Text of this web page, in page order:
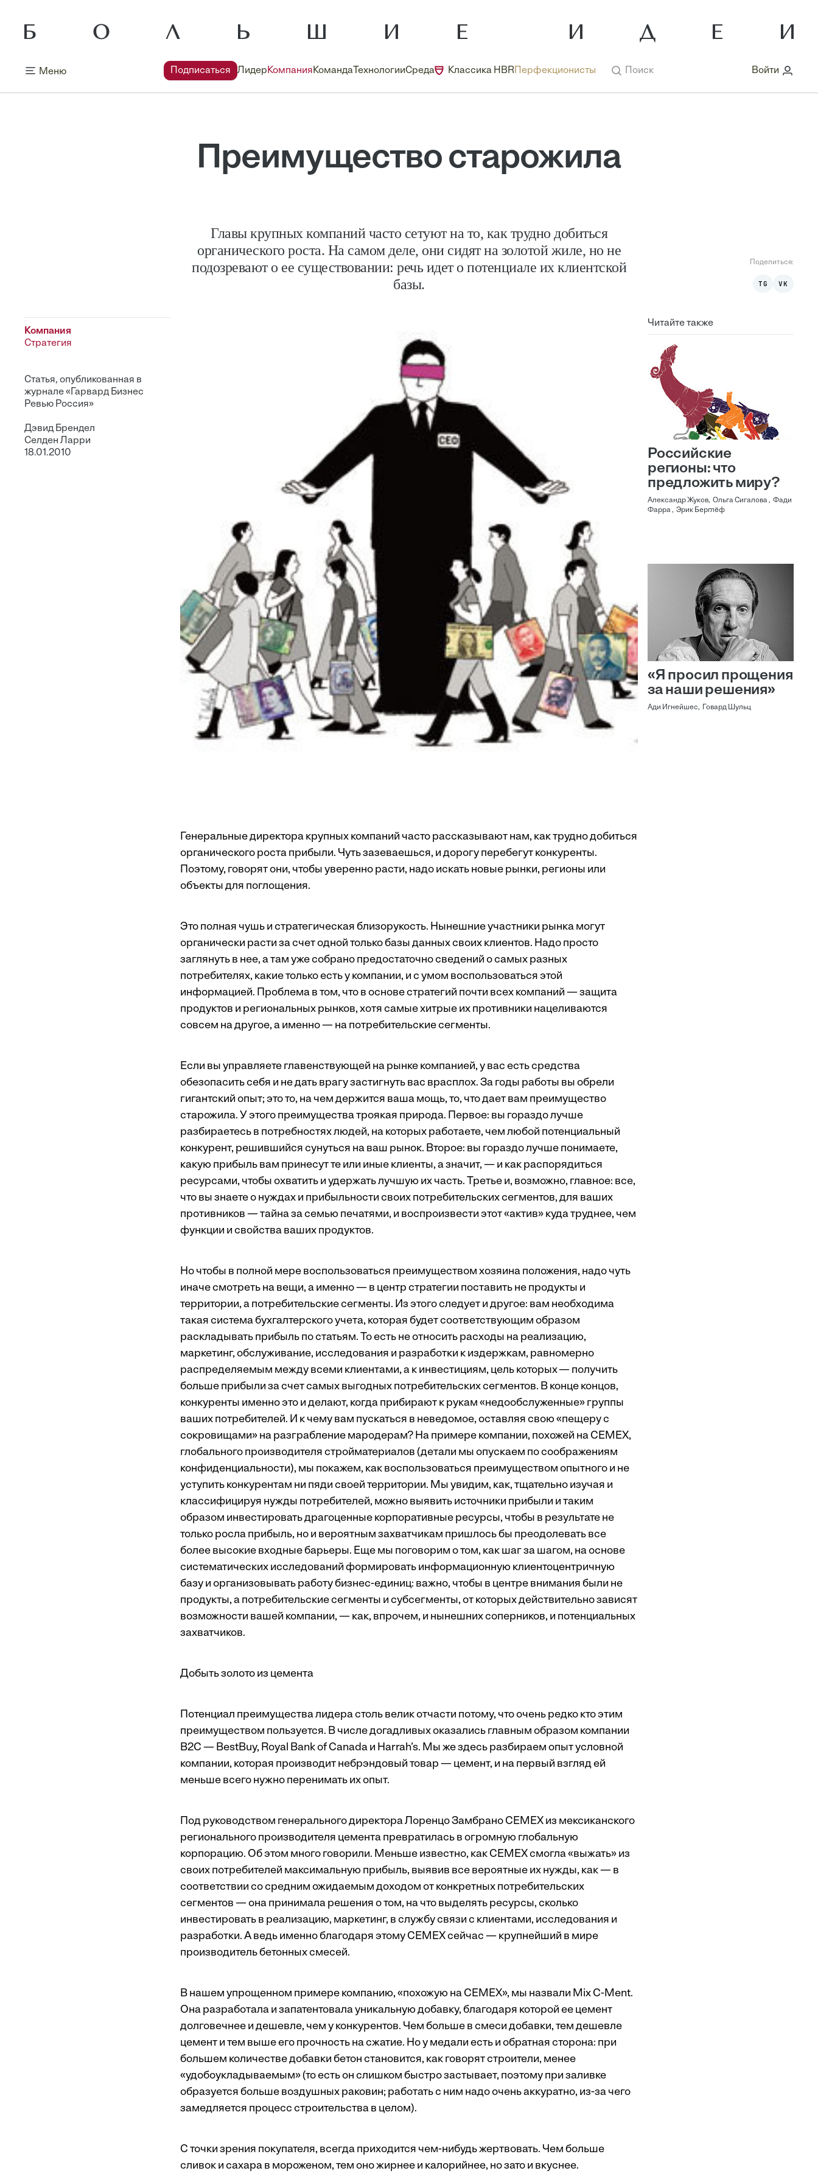
Меню Подписаться ЛидерКомпанияКоманда ТехнологииСреда Классика HBR Перфекционисты Поиск Войти
Преимущество старожила
Главы крупных компаний часто сетуют на то, как трудно добиться
органического роста. На самом деле, они сидят на золотой жиле, но не
подозревают о ее существовании: речь идет о потенциале их клиентской
базы.
Поделиться:
TG VK
Компания
Стратегия
Статья, опубликованная в
журнале «Гарвард Бизнес
Ревью Россия»
Дэвид Брендел
Селден Ларри
18.01.2010
Читайте также
Российские
регионы: что
предложить миру?
Александр Жуков, Ольга Сигалова , Фади
Фарра , Эрик Берглёф
«Я просил прощения
за наши решения»
Ади Игнейшес, Говард Шульц
Генеральные директора крупных компаний часто рассказывают нам, как трудно добиться
органического роста прибыли. Чуть зазеваешься, и дорогу перебегут конкуренты.
Поэтому, говорят они, чтобы уверенно расти, надо искать новые рынки, регионы или
объекты для поглощения.
Это полная чушь и стратегическая близорукость. Нынешние участники рынка могут
органически расти за счет одной только базы данных своих клиентов. Надо просто
заглянуть в нее, а там уже собрано предостаточно сведений о самых разных
потребителях, какие только есть у компании, и с умом воспользоваться этой
информацией. Проблема в том, что в основе стратегий почти всех компаний — защита
продуктов и региональных рынков, хотя самые хитрые их противники нацеливаются
совсем на другое, а именно — на потребительские сегменты.
Если вы управляете главенствующей на рынке компанией, у вас есть средства
обезопасить себя и не дать врагу застигнуть вас врасплох. За годы работы вы обрели
гигантский опыт; это то, на чем держится ваша мощь, то, что дает вам преимущество
старожила. У этого преимущества троякая природа. Первое: вы гораздо лучше
разбираетесь в потребностях людей, на которых работаете, чем любой потенциальный
конкурент, решившийся сунуться на ваш рынок. ­Второе: вы гораздо лучше понимаете,
какую прибыль вам принесут те или иные клиенты, а значит, — и как распорядиться
ресурсами, чтобы охватить и удержать лучшую их часть. Третье и, возможно, главное: все,
что вы знаете о нуждах и прибыльности своих потребительских сегментов, для ваших
противников — тайна за семью печатями, и воспроизвести этот «актив» куда труднее, чем
функции и свойства ваших продуктов.
Но чтобы в полной мере воспользоваться преимуществом хозяина положения, надо чуть
иначе смотреть на вещи, а именно — в центр стратегии поставить не продукты и
территории, а потребительские сегменты. Из этого следует и другое: вам необходима
такая система бухгалтерского учета, которая будет соответствующим образом
раскладывать прибыль по статьям. То есть не относить расходы на реализацию,
маркетинг, обслуживание, исследования и разработки к издержкам, равномерно
распределяемым между всеми клиентами, а к инвестициям, цель которых — получить
больше прибыли за счет самых выгодных потребительских сегментов. В конце концов,
конкуренты именно это и делают, когда прибирают к рукам «недообслуженные» группы
ваших потребителей. И к чему вам пускаться в неведомое, оставляя свою «пещеру с
сокровищами» на разграбление мародерам? На примере компании, похожей на СЕМЕХ,
глобального производителя стройматериалов (детали мы опускаем по соображениям
конфиденциальности), мы покажем, как воспользоваться преимуществом опытного и не
уступить конкурентам ни пяди своей территории. Мы увидим, как, тщательно изучая и
классифицируя нужды потребителей, можно выявить источники прибыли и таким
образом инвестировать драгоценные корпоративные ресурсы, чтобы в результате не
только росла прибыль, но и вероятным захватчикам пришлось бы преодолевать все
более высокие входные барьеры. Еще мы поговорим о том, как шаг за шагом, на основе
систематических исследований формировать информационную клиентоцентричную
базу и организовывать работу бизнес-единиц: важно, чтобы в центре внимания были не
продукты, а потребительские сегменты и субсегменты, от которых дейст­вительно зависят
возможности вашей компании, — как, впрочем, и нынешних соперников, и потенциальных
захватчиков.
Добыть золото из цемента
Потенциал преимущества лидера столь велик отчасти потому, что очень редко кто этим
преимущест­вом пользуется. В числе догадливых оказались главным образом компании
B2C — BestBuy, Royal Bank of Canada и Harrah’s. Мы же здесь разбираем опыт условной
компании, которая производит небрэндовый товар — цемент, и на первый взгляд ей
меньше всего нужно перенимать их опыт.
Под руководством генерального директора Лоренцо Замбрано СЕМЕХ из мексиканского
регионального производителя цемента превратилась в огромную глобальную
корпорацию. Об этом много говорили. Меньше известно, как СЕМЕХ смогла «выжать» из
своих потребителей максимальную прибыль, выявив все вероятные их нужды, как — в
соответствии со средним ожидаемым доходом от конкретных потребительских
сегментов — она принимала решения о том, на что выделять ресурсы, сколько
инвестировать в реализацию, маркетинг, в службу связи с клиентами, исследования и
разработки. А ведь именно благодаря этому СЕМЕХ сейчас — крупнейший в мире
производитель бетонных смесей.
В нашем упрощенном примере компанию, «похожую на СЕМЕХ», мы назвали Mix C-Ment.
Она разработала и запатентовала уникальную добавку, благодаря которой ее цемент
долговечнее и дешевле, чем у конкурентов. Чем больше в смеси добавки, тем дешевле
цемент и тем выше его прочность на сжатие. Но у медали есть и обратная сторона: при
большем количестве добавки бетон становится, как говорят строители, менее
«удобоукладываемым» (то есть он слишком быстро застывает, поэтому при заливке
образуется больше воздушных раковин; работать с ним надо очень аккуратно, из-за чего
замедляется процесс строительства в целом).
С точки зрения покупателя, всегда приходится чем-нибудь жертвовать. Чем больше
сливок и сахара в мороженом, тем оно жирнее и калорийнее, но зато и вкуснее.